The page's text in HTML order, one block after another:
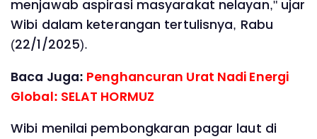
menjawab aspirasi masyarakat nelayan," ujar
Wibi dalam keterangan tertulisnya, Rabu
(22/1/2025).
Baca Juga: Penghancuran Urat Nadi Energi
Global: SELAT HORMUZ
Wibi menilai pembongkaran pagar laut di